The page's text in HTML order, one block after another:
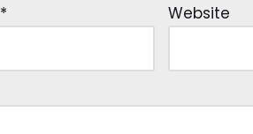
* Website